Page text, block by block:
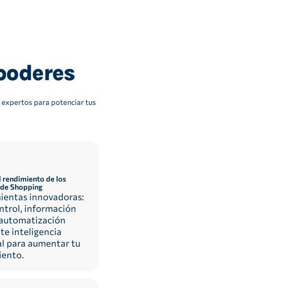
para potenciar tus
rendimiento de los
Shopping
innovadoras:
información
inteligencia
para aumentar tu